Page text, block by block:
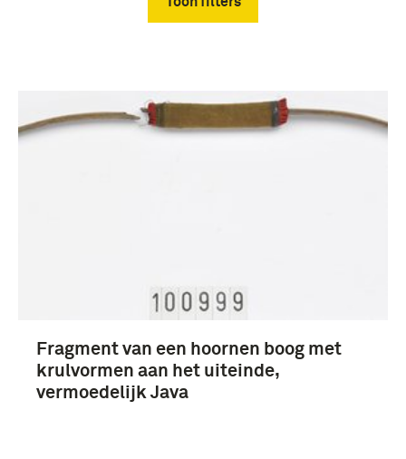
boogschutter (3)
Fragment van een hoornen boog met
krulvormen aan het uiteinde,
vermoedelijk Java